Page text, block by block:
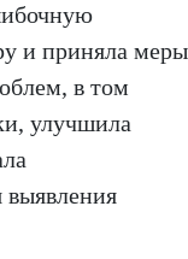
и приняла меры
в том
улучшила
выявления